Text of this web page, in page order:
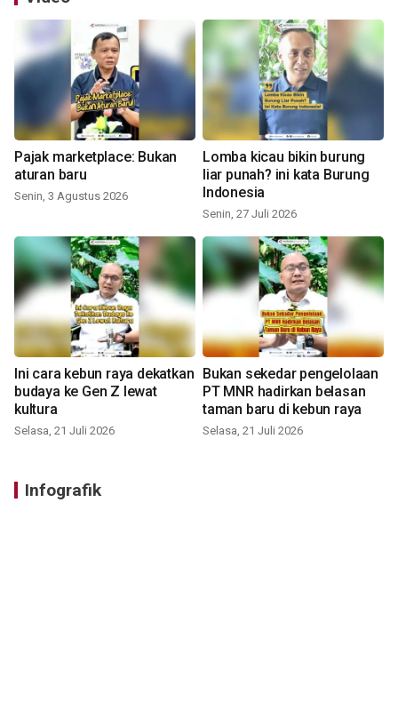
Pajak marketplace: Bukan
aturan baru
Senin, 3 Agustus 2026
Lomba kicau bikin burung
liar punah? ini kata Burung
Indonesia
Senin, 27 Juli 2026
Ini cara kebun raya dekatkan
budaya ke Gen Z lewat
kultura
Selasa, 21 Juli 2026
Bukan sekedar pengelolaan
PT MNR hadirkan belasan
taman baru di kebun raya
Selasa, 21 Juli 2026
Infografik